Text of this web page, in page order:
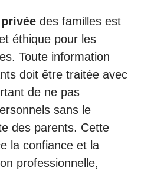
des familles est
éthique pour les
Toute information
doit être traitée avec
de ne pas
sans le
des parents. Cette
la confiance et la
professionnelle,